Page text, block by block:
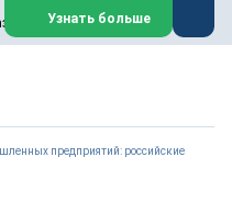
паровых турбин
газовых и паровых
ТЭС,
Узнать больше
предприятий: российские